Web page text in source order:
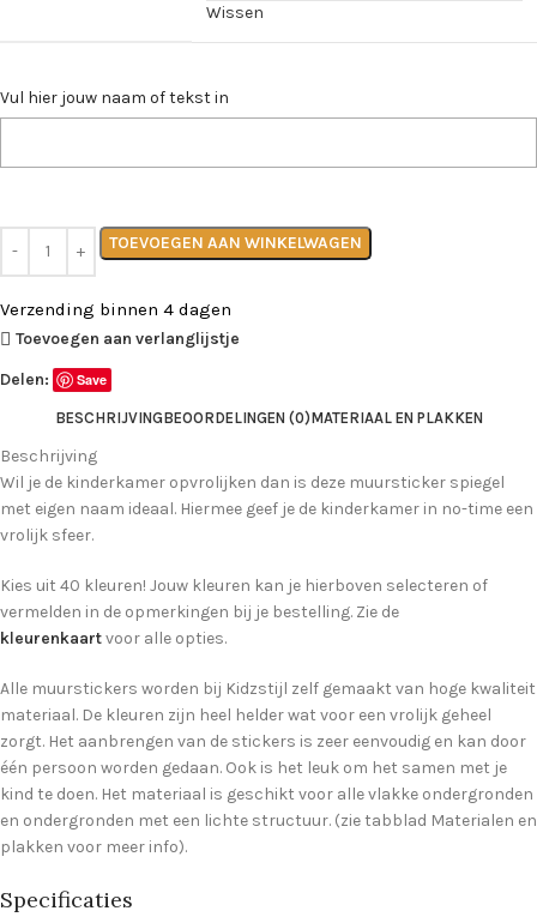
Wissen
Vul hier jouw naam of tekst in
TOEVOEGEN AAN WINKELWAGEN
Verzending binnen 4 dagen
Toevoegen aan verlanglijstje
Delen:
Save
BESCHRIJVINGBEOORDELINGEN (0)MATERIAAL EN PLAKKEN
Beschrijving
Wil je de kinderkamer opvrolijken dan is deze muursticker spiegel
met eigen naam ideaal. Hiermee geef je de kinderkamer in no-time een
vrolijk sfeer.
Kies uit 40 kleuren! Jouw kleuren kan je hierboven selecteren of
vermelden in de opmerkingen bij je bestelling. Zie de
kleurenkaartvoor alle opties.
Alle muurstickers worden bij Kidzstijl zelf gemaakt van hoge kwaliteit
materiaal. De kleuren zijn heel helder wat voor een vrolijk geheel
zorgt. Het aanbrengen van de stickers is zeer eenvoudig en kan door
één persoon worden gedaan. Ook is het leuk om het samen met je
kind te doen. Het materiaal is geschikt voor alle vlakke ondergronden
en ondergronden met een lichte structuur. (zie tabblad Materialen en
plakken voor meer info).
Specificaties